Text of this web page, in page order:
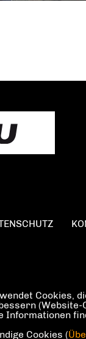
Cookies,
Informationen
Cookies (